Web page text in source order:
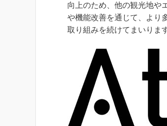
向上のため、他の観光地や
や機能改善を通じて、より
取り組みを続けてまいります